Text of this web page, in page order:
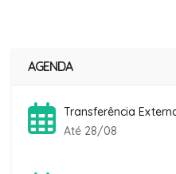
AGENDA
Transferência
Até 28/08